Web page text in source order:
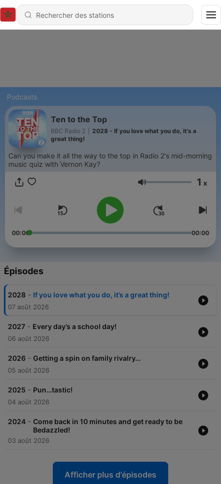
Podcasts
Ten to the Top
BBC Radio 2
2028 - If you love what you do, it’s a
great thing!
Can you make it all the way to the top in Radio 2's mid-morning
music quiz with Vernon Kay?
Volume 1 x
00:00 00:00
Épisodes
2028 - If you love what you do, it’s a great thing!
07 août 2026
2027 - Every day’s a school day!
06 août 2026
2026 - Getting a spin on family rivalry…
05 août 2026
2025 - Pun…tastic!
04 août 2026
2024 - Come back in 10 minutes and get ready to be
Bedazzled!
03 août 2026
Afficher plus d'épisodes